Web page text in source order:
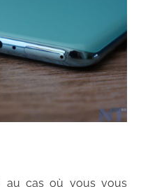
au cas où vous vous